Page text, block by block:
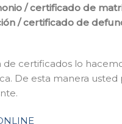
/ certificado de
/ certificado de
de certificados lo
De esta manera